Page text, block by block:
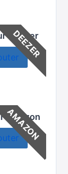
DEEZER
Deezer
AMAZON
Amazon